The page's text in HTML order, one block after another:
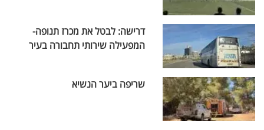
דרישה: לבטל את מכרז תנופה-
המפעילה שירותי תחבורה בעיר
שריפה ביער הנשיא